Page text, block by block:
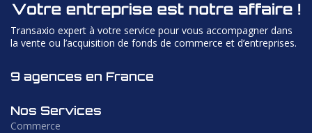
Transaxio expert à votre service pour vous accompagner dans
la vente ou l’acquisition de fonds de commerce et d’entreprises.
9 agences en France
Nos Services
Commerce